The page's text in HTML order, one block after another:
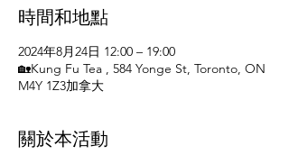
時間和地點
2024年8月24日 12:00 – 19:00
🏡Kung Fu Tea , 584 Yonge St, Toronto, ON
M4Y 1Z3加拿大
關於本活動